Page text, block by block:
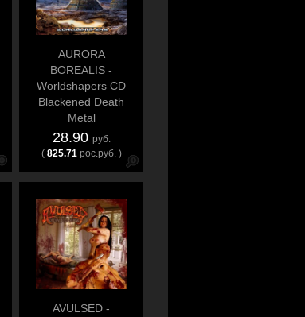
AURORA
BOREALIS -
Worldshapers CD
Blackened Death
Metal
28.90 руб.
( 825.71 рос.руб. )
AVULSED -